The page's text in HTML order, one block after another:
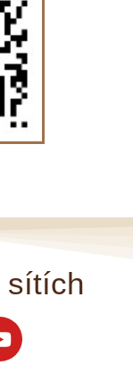
sítích